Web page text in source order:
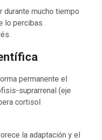
durante mucho tiempo
lo percibas
permanente el
suprarrenal (eje
cortisol
la adaptación y el